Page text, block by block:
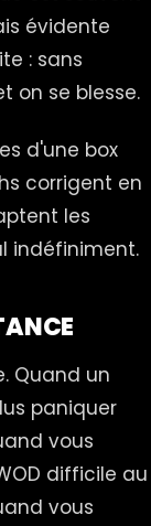
évidente
: sans
on se blesse.
d'une box
corrigent en
les
indéfiniment.
Quand un
paniquer
vous
difficile au
vous